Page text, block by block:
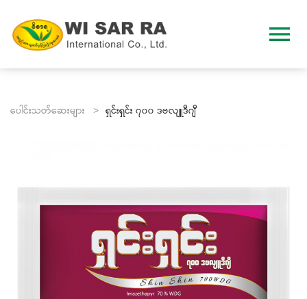
menu
ပေါင်းသတ်ဆေးများ > ရှင်းရှင်း ၇၀၀ ဒဗလျူဒီဂျီ